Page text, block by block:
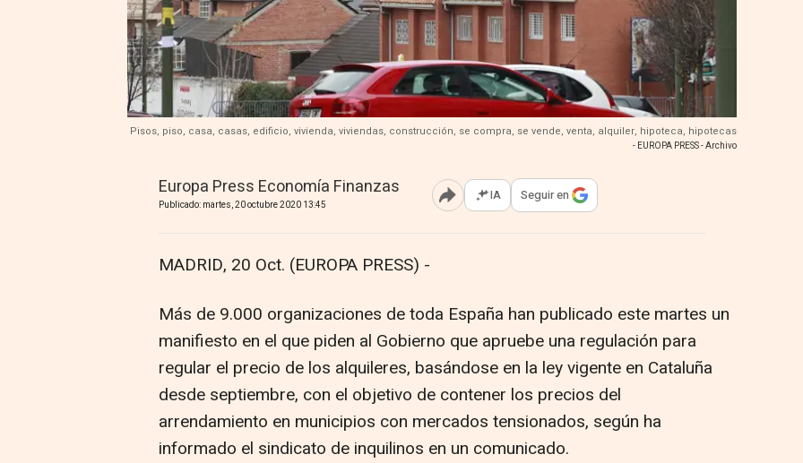
Pisos, piso, casa, casas, edificio, vivienda, viviendas, construcción, se compra, se vende, venta, alquiler, hipoteca, hipotecas
- EUROPA PRESS - Archivo
Europa Press Economía Finanzas
Publicado: martes, 20 octubre 2020 13:45 Abrir opciones para compartir
IA Seguir en
MADRID, 20 Oct. (EUROPA PRESS) -
Más de 9.000 organizaciones de toda España han publicado este martes un
manifiesto en el que piden al Gobierno que apruebe una regulación para
regular el precio de los alquileres, basándose en la ley vigente en Cataluña
desde septiembre, con el objetivo de contener los precios del
arrendamiento en municipios con mercados tensionados, según ha
informado el sindicato de inquilinos en un comunicado.